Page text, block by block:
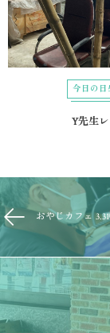
今日の日
Y先生
おやじカフェ